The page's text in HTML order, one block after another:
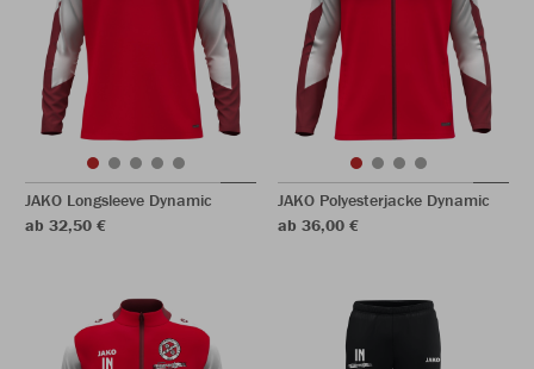
JAKO Longsleeve Dynamic
ab 32,50 €
JAKO Polyesterjacke Dynamic
ab 36,00 €